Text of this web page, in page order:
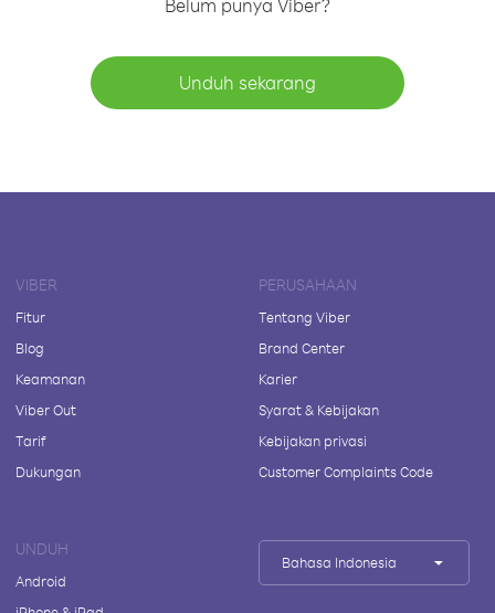
Belum punya Viber?
Unduh sekarang
VIBER
Fitur
Blog
Keamanan
Viber Out
Tarif
Dukungan
PERUSAHAAN
Tentang Viber
Brand Center
Karier
Syarat & Kebijakan
Kebijakan privasi
Customer Complaints Code
UNDUH
Android
Bahasa Indonesia